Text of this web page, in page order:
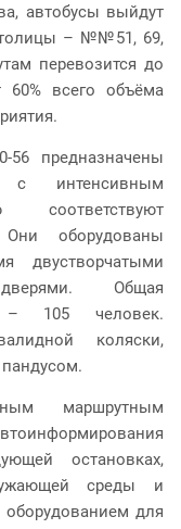
автобусы выйдут
– №№51, 69,
перевозится до
60% всего объёма
56 предназначены
интенсивным
соответствуют
оборудованы
двустворчатыми
Общая
– 105 человек.
коляски,
маршрутным
остановках,
среды и
оборудованием для